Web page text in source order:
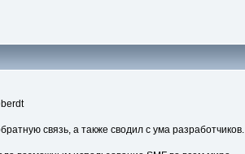
связь, а также сводил с ума разработчиков.